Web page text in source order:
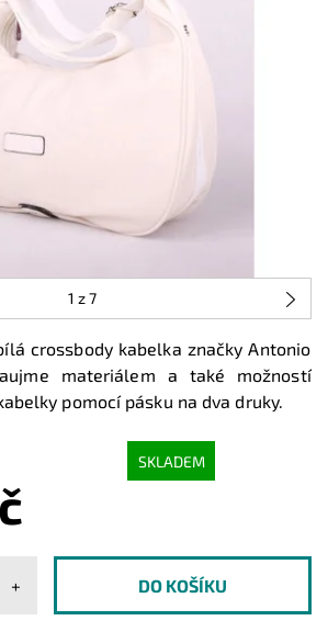
1 z 7
crossbody kabelka značky Antonio
materiálem a také možností
pomocí pásku na dva druky.
SKLADEM
+